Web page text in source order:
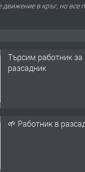
движение в кръг, но все
Търсим работник за
разсадник
🌱 Работник в